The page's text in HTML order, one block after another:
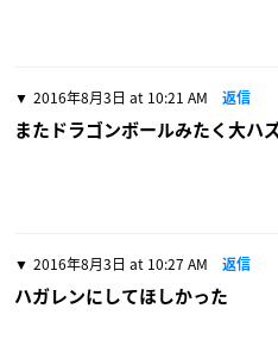
2016年8月3日 at 10:21 AM 返信
またドラゴンボールみたく大ハ
2016年8月3日 at 10:27 AM 返信
ハガレンにしてほしかった